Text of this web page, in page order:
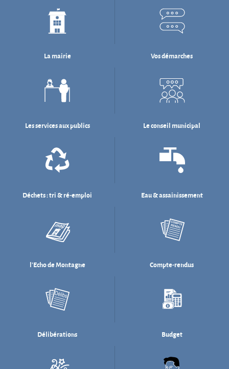
Les services aux publics Le conseil municipal
Déchets : tri & ré-emploi Eau & assainissement
l'Echo de Montagne Compte-rendus
Délibérations Budget
Salle des fêtes Willi Münzenberg